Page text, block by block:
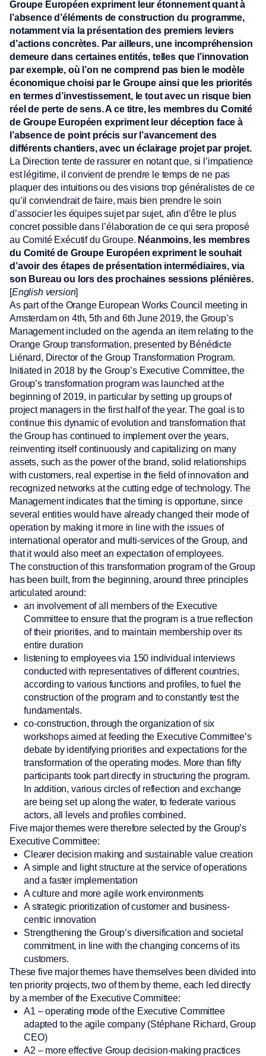
Groupe Européen expriment leur étonnement quant à
l’absence d’éléments de construction du programme,
notamment via la présentation des premiers leviers
d’actions concrètes. Par ailleurs, une incompréhension
demeure dans certaines entités, telles que l’innovation
par exemple, où l’on ne comprend pas bien le modèle
économique choisi par le Groupe ainsi que les priorités
en termes d’investissement, le tout avec un risque bien
réel de perte de sens. A ce titre, les membres du Comité
de Groupe Européen expriment leur déception face à
l’absence de point précis sur l’avancement des
différents chantiers, avec un éclairage projet par projet.
La Direction tente de rassurer en notant que, si l’impatience
est légitime, il convient de prendre le temps de ne pas
plaquer des intuitions ou des visions trop généralistes de ce
qu’il conviendrait de faire, mais bien prendre le soin
d’associer les équipes sujet par sujet, afin d’être le plus
concret possible dans l’élaboration de ce qui sera proposé
au Comité Exécutif du Groupe. Néanmoins, les membres
du Comité de Groupe Européen expriment le souhait
d’avoir des étapes de présentation intermédiaires, via
son Bureau ou lors des prochaines sessions plénières.
[English version]
As part of the Orange European Works Council meeting in
Amsterdam on 4th, 5th and 6th June 2019, the Group’s
Management included on the agenda an item relating to the
Orange Group transformation, presented by Bénédicte
Liénard, Director of the Group Transformation Program.
Initiated in 2018 by the Group’s Executive Committee, the
Group’s transformation program was launched at the
beginning of 2019, in particular by setting up groups of
project managers in the first half of the year. The goal is to
continue this dynamic of evolution and transformation that
the Group has continued to implement over the years,
reinventing itself continuously and capitalizing on many
assets, such as the power of the brand, solid relationships
with customers, real expertise in the field of innovation and
recognized networks at the cutting edge of technology. The
Management indicates that the timing is opportune, since
several entities would have already changed their mode of
operation by making it more in line with the issues of
international operator and multi-services of the Group, and
that it would also meet an expectation of employees.
The construction of this transformation program of the Group
has been built, from the beginning, around three principles
articulated around:
an involvement of all members of the Executive
Committee to ensure that the program is a true reflection
of their priorities, and to maintain membership over its
entire duration
listening to employees via 150 individual interviews
conducted with representatives of different countries,
according to various functions and profiles, to fuel the
construction of the program and to constantly test the
fundamentals.
co-construction, through the organization of six
workshops aimed at feeding the Executive Committee’s
debate by identifying priorities and expectations for the
transformation of the operating modes. More than fifty
participants took part directly in structuring the program.
In addition, various circles of reflection and exchange
are being set up along the water, to federate various
actors, all levels and profiles combined.
Five major themes were therefore selected by the Group’s
Executive Committee:
Clearer decision making and sustainable value creation
A simple and light structure at the service of operations
and a faster implementation
A culture and more agile work environments
A strategic prioritization of customer and business-
centric innovation
Strengthening the Group’s diversification and societal
commitment, in line with the changing concerns of its
customers.
These five major themes have themselves been divided into
ten priority projects, two of them by theme, each led directly
by a member of the Executive Committee:
A1 – operating mode of the Executive Committee
adapted to the agile company (Stéphane Richard, Group
CEO)
A2 – more effective Group decision-making practices